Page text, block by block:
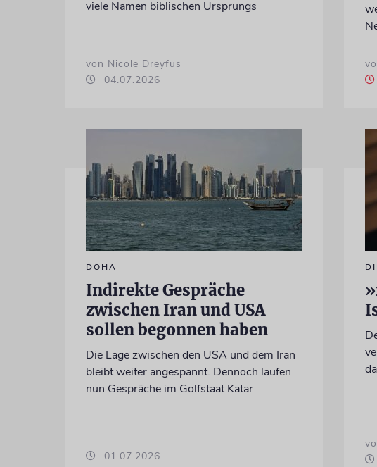
viele Namen biblischen Ursprungs
von Nicole Dreyfus
04.07.2026
DOHA
Indirekte Gespräche
zwischen Iran und USA
sollen begonnen haben
Die Lage zwischen den USA und dem Iran
bleibt weiter angespannt. Dennoch laufen
nun Gespräche im Golfstaat Katar
01.07.2026